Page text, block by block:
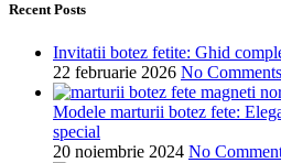
Recent Posts
Invitatii botez fetite: Ghid
22 februarie 2026 No Comments
Modele marturii botez fete:
special
20 noiembrie 2024 No